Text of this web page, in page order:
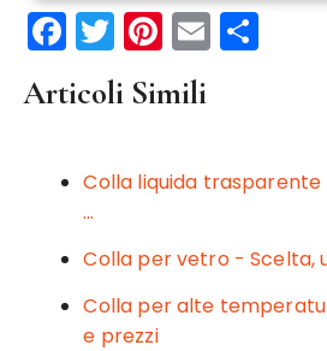
F
a
c
b
o
o
k
T
w
it
r
Pi
n
te
st
E
m
vi
Articoli Simili
Colla liquida
…
Colla per vetro - Scelta,
Colla per alte
e prezzi